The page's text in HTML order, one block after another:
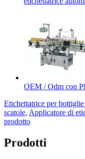
OEM / Odm con
Etichettatrice per
scatole, Applicatore di
prodotto
Prodotti